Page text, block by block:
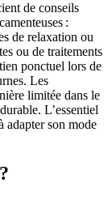
de conseils
:
de relaxation ou
ou de traitements
ponctuel lors de
Les
limitée dans le
L’essentiel
adapter son mode